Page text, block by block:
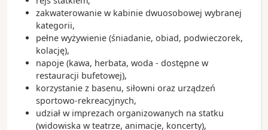
zakwaterowanie w kabinie dwuosobowej wybranej
kategorii,
pełne wyżywienie (śniadanie, obiad, podwieczorek,
kolację),
napoje (kawa, herbata, woda - dostępne w
restauracji bufetowej),
korzystanie z basenu, siłowni oraz urządzeń
sportowo-rekreacyjnych,
udział w imprezach organizowanych na statku
(widowiska w teatrze, animacje, koncerty),